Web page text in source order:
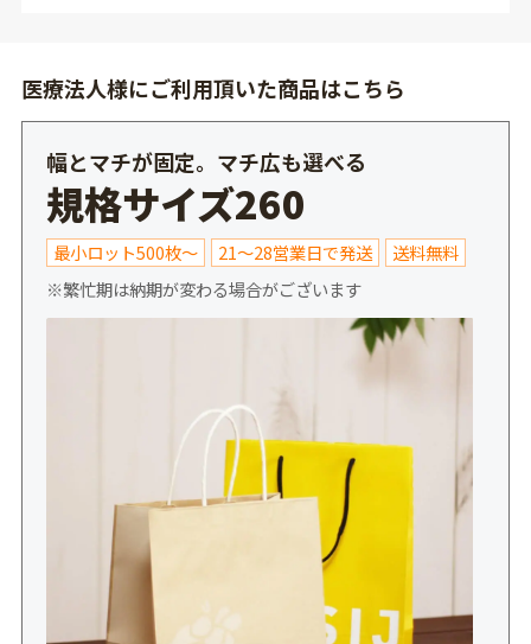
医療法人様にご利用頂いた商品はこちら
幅とマチが固定。マチ広も選べる
規格サイズ260
最小ロット500枚～ 21～28営業日で発送
送料無料
※繁忙期は納期が変わる場合がございます